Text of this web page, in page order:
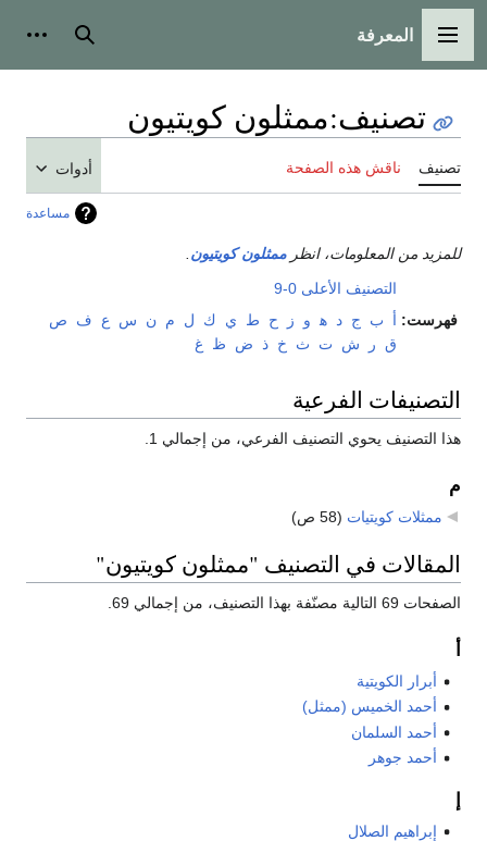
القائمة الرئيسية
المعرفة بحث
تصنيف:ممثلون كويتيون
تصنيف ناقش هذه الصفحة أدوات
مساعدة
للمزيد من المعلومات، انظرممثلون كويتيون
فهرست:
التصنيف الأعلى 0-9
أ
ب ج د ﻫ و ز ح ط ي ك ل م ن س ع ف
ص
ق
ر ش ت ث خ ذ ض ظ غ
التصنيفات الفرعية
هذا التصنيف يحوي التصنيف الفرعي، من إجمالي 1.
م
ممثلات كويتيات (58 ص)
المقالات في التصنيف "ممثلون كويتيون"
الصفحات 69 التالية مصنّفة بهذا التصنيف، من إجمالي 69.
أبرار الكويتية
أحمد الخميس (ممثل)
أحمد السلمان
أحمد جوهر
إبراهيم الصلال